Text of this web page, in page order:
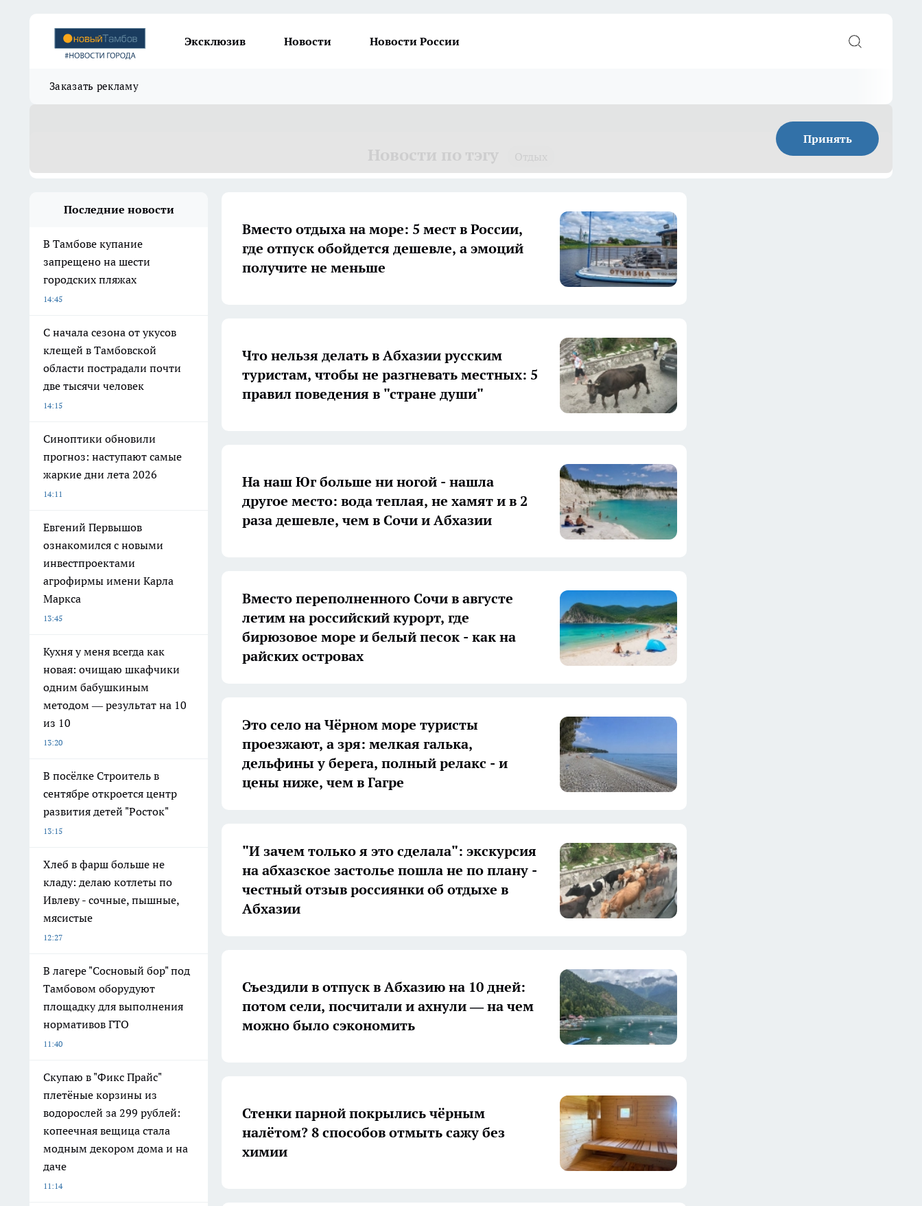
Эксклюзив Новости Новости России
Заказать рекламу
Принять
Последние новости
В Тамбове купание
запрещено на шести
городских пляжах
14:45
С начала сезона от укусов
клещей в Тамбовской
области пострадали почти
две тысячи человек
14:15
Синоптики обновили
прогноз: наступают самые
жаркие дни лета 2026
14:11
Евгений Первышов
ознакомился с новыми
инвестпроектами
агрофирмы имени Карла
Маркса
13:45
Кухня у меня всегда как
новая: очищаю шкафчики
одним бабушкиным
методом — результат на 10
из 10
13:20
В посёлке Строитель в
сентябре откроется центр
развития детей "Росток"
13:15
Хлеб в фарш больше не
кладу: делаю котлеты по
Ивлеву - сочные, пышные,
мясистые
12:27
В лагере "Сосновый бор" под
Тамбовом оборудуют
площадку для выполнения
нормативов ГТО
11:40
Скупаю в "Фикс Прайс"
плетёные корзины из
водорослей за 299 рублей:
копеечная вещица стала
модным декором дома и на
даче
11:14
Вместо отдыха на море: 5 мест в России,
где отпуск обойдется дешевле, а эмоций
получите не меньше
Что нельзя делать в Абхазии русским
туристам, чтобы не разгневать местных: 5
правил поведения в "стране души"
На наш Юг больше ни ногой - нашла
другое место: вода теплая, не хамят и в 2
раза дешевле, чем в Сочи и Абхазии
Вместо переполненного Сочи в августе
летим на российский курорт, где
бирюзовое море и белый песок - как на
райских островах
Это село на Чёрном море туристы
проезжают, а зря: мелкая галька,
дельфины у берега, полный релакс - и
цены ниже, чем в Гагре
"И зачем только я это сделала": экскурсия
на абхазское застолье пошла не по плану -
честный отзыв россиянки об отдыхе в
Абхазии
Съездили в отпуск в Абхазию на 10 дней:
потом сели, посчитали и ахнули — на чем
можно было сэкономить
Стенки парной покрылись чёрным
налётом? 8 способов отмыть сажу без
химии